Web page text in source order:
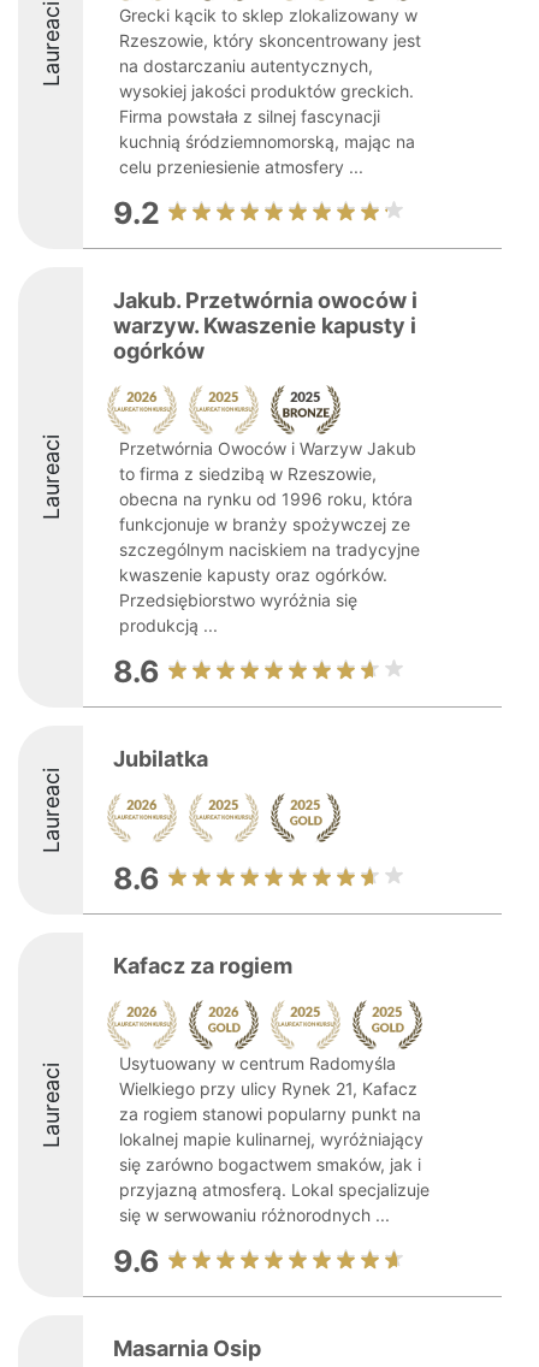
Laureaci
Grecki kącik to sklep zlokalizowany w
Rzeszowie, który skoncentrowany jest
na dostarczaniu autentycznych,
wysokiej jakości produktów greckich.
Firma powstała z silnej fascynacji
kuchnią śródziemnomorską, mając na
celu przeniesienie atmosfery ...
9.2
Laureaci
Jakub. Przetwórnia owoców i
warzyw. Kwaszenie kapusty i
ogórków
Przetwórnia Owoców i Warzyw Jakub
to firma z siedzibą w Rzeszowie,
obecna na rynku od 1996 roku, która
funkcjonuje w branży spożywczej ze
szczególnym naciskiem na tradycyjne
kwaszenie kapusty oraz ogórków.
Przedsiębiorstwo wyróżnia się
produkcją ...
8.6
Laureaci
Jubilatka
8.6
Laureaci
Kafacz za rogiem
Usytuowany w centrum Radomyśla
Wielkiego przy ulicy Rynek 21, Kafacz
za rogiem stanowi popularny punkt na
lokalnej mapie kulinarnej, wyróżniający
się zarówno bogactwem smaków, jak i
przyjazną atmosferą. Lokal specjalizuje
się w serwowaniu różnorodnych ...
9.6
Masarnia Osip